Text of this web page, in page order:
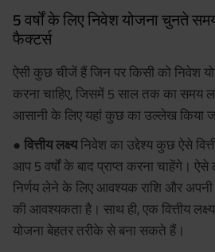
5 वर्षों के लिए निवेश योजना चुनते
फैक्टर्स
ऐसी कुछ चीजें हैं जिन पर किसी को निवेश
करना चाहिए, जिसमें 5 साल तक का समय
आसानी के लिए यहां कुछ का उल्लेख किया
● वित्तीय लक्ष्यनिवेश का उद्देश्य कुछ ऐसे
आप 5 वर्षों के बाद प्राप्त करना चाहेंगे।
निर्णय लेने के लिए आवश्यक राशि और
की आवश्यकता है। साथ ही, एक वित्तीय
योजना बेहतर तरीके से बना सकते हैं।